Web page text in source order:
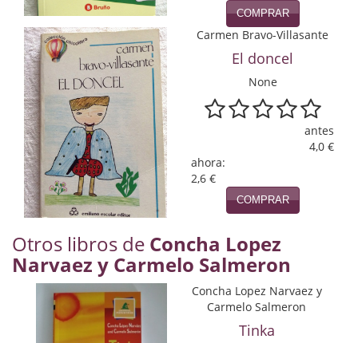
Matemáticas
Medicina
Música
Naturaleza
Novela Extranjera
Novela fantástica
Novela histórica
Novela negra
Novela romántica
Otros idiomas
COMPRAR
Carmen Bravo-Villasante
El doncel
None
antes
4,0 €
ahora:
2,6 €
COMPRAR
Otros libros de Concha Lopez
Narvaez y Carmelo Salmeron
Concha Lopez Narvaez y
Carmelo Salmeron
Tinka